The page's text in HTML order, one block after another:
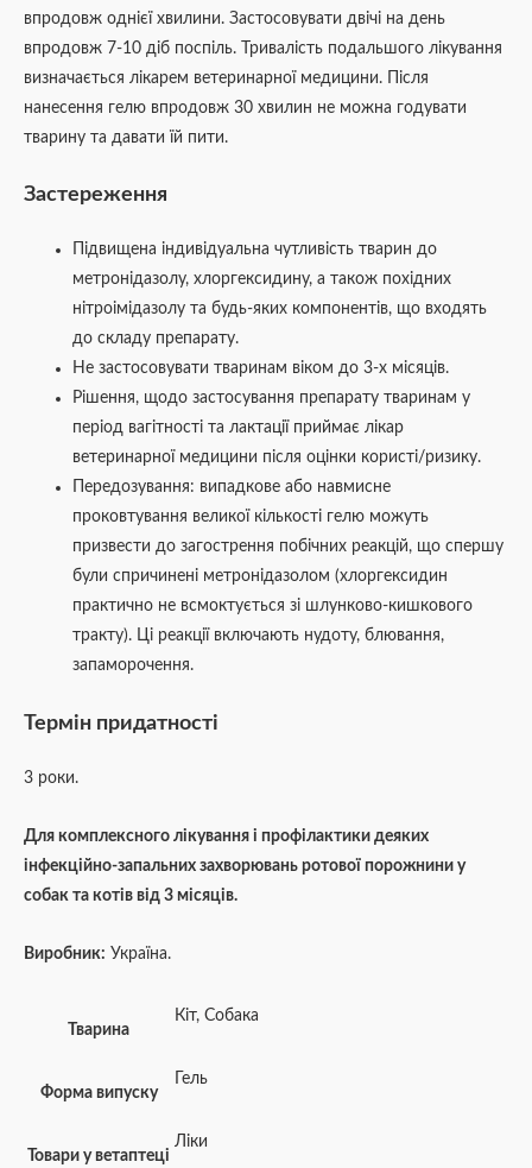
впродовж однієї хвилини. Застосовувати двічі на день
впродовж 7-10 діб поспіль. Тривалість подальшого лікування
визначається лікарем ветеринарної медицини. Після
нанесення гелю впродовж 30 хвилин не можна годувати
тварину та давати їй пити.
Застереження
Підвищена індивідуальна чутливість тварин до
метронідазолу, хлоргексидину, а також похідних
нітроімідазолу та будь-яких компонентів, що входять
до складу препарату.
Не застосовувати тваринам віком до 3-х місяців.
Рішення, щодо застосування препарату тваринам у
період вагітності та лактації приймає лікар
ветеринарної медицини після оцінки користі/ризику.
Передозування: випадкове або навмисне
проковтування великої кількості гелю можуть
призвести до загострення побічних реакцій, що спершу
були спричинені метронідазолом (хлоргексидин
практично не всмоктується зі шлунково-кишкового
тракту). Ці реакції включають нудоту, блювання,
запаморочення.
Термін придатності
3 роки.
Для комплексного лікування і профілактики деяких
інфекційно-запальних захворювань ротової порожнини у
собак та котів від 3 місяців.
Виробник: Україна.
Тварина
Кіт, Собака
Форма випуску
Гель
Товари у ветаптеці
Ліки